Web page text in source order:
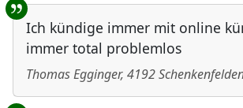
Ich kündige immer mit online
immer total problemlos
Thomas Egginger, 4192